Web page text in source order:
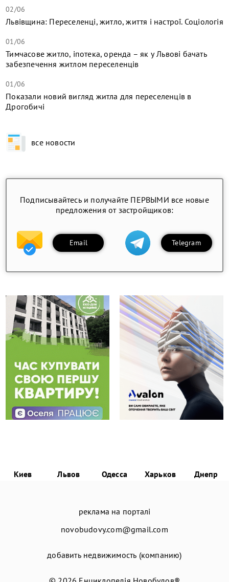
02/06
Львівщина: Переселенці, житло, життя і настрої. Соціологія
01/06
Тимчасове житло, іпотека, оренда – як у Львові бачать
забезпечення житлом переселенців
01/06
Показали новий вигляд житла для переселенців в
Дрогобичі
все новости
Подписывайтесь и получайте ПЕРВЫМИ все новые
предложения от застройщиков:
Email Telegram
Киев Львов Одесса Харьков Днепр
реклама на порталі
novobudovy.com@gmail.com
добавить недвижимость (компанию)